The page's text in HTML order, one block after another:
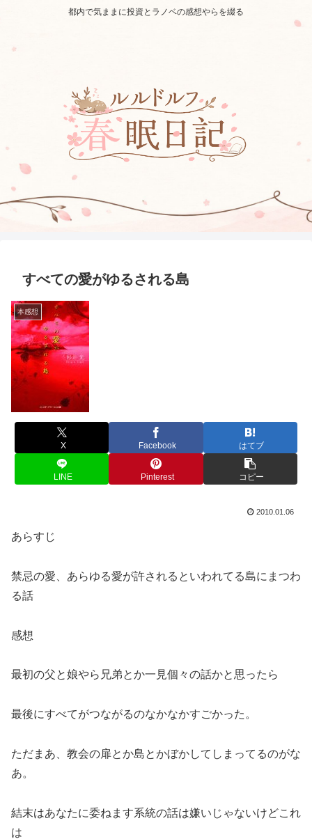
都内で気ままに投資とラノベの感想やらを綴る
すべての愛がゆるされる島
本感想
X Facebook はてブ
LINE Pinterest コピー
2010.01.06
あらすじ
禁忌の愛、あらゆる愛が許されるといわれてる島にまつわ
る話
感想
最初の父と娘やら兄弟とか一見個々の話かと思ったら
最後にすべてがつながるのなかなかすごかった。
ただまあ、教会の扉とか島とかぼかしてしまってるのがな
あ。
結末はあなたに委ねます系統の話は嫌いじゃないけどこれ
は